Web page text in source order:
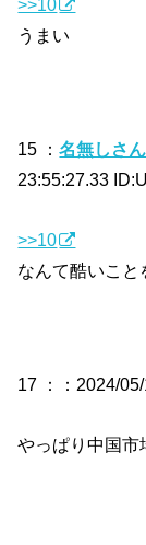
>>10
うまい
15 ：名無しさ
23:55:27.33
>>10
なんて酷いこと
17 ： ：2024/
やっぱり中国市